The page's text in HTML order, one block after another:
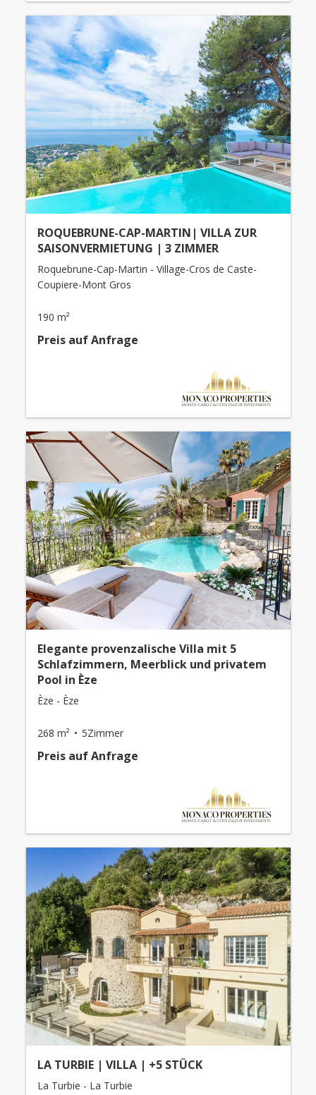
ROQUEBRUNE-CAP-MARTIN| VILLA ZUR
SAISONVERMIETUNG | 3 ZIMMER
Roquebrune-Cap-Martin - Village-Cros de Caste-
Coupiere-Mont Gros
190 m²
Preis auf Anfrage
Elegante provenzalische Villa mit 5
Schlafzimmern, Meerblick und privatem
Pool in Èze
Èze - Èze
268 m² 5Zimmer
Preis auf Anfrage
LA TURBIE | VILLA | +5 STÜCK
La Turbie - La Turbie